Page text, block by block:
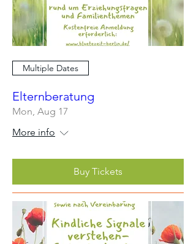
Multiple Dates
Elternberatung
Mon, Aug 17
More info
Buy Tickets